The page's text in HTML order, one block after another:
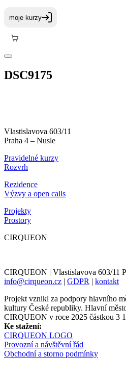
DSC9175
Vlastislavova 603/11
Praha 4 – Nusle
Pravidelné kurzy
Rozvrh
Rezidence
Výzvy a open calls
Projekty
Prostory
CIRQUEON
CIRQUEON | Vlastislavova 603/11
info@cirqueon.cz | GDPR | kontakt
Projekt vznikl za podpory hlavního
kultury České republiky. Hlavní
CIRQUEON v roce 2025 částkou 3
Ke stažení:
CIRQUEON LOGO
Provozní a návštěvní řád
Obchodní a storno podmínky